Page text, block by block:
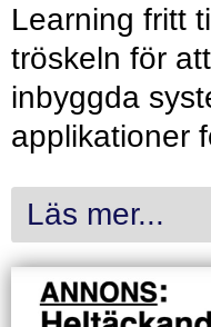
Learning fritt
tröskeln för
inbyggda
applikationer
Läs mer...